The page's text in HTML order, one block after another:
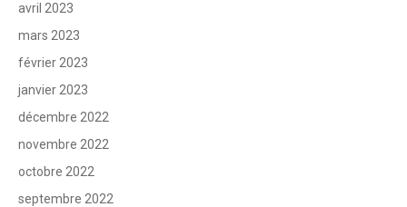
avril 2023
mars 2023
février 2023
janvier 2023
décembre 2022
novembre 2022
octobre 2022
septembre 2022